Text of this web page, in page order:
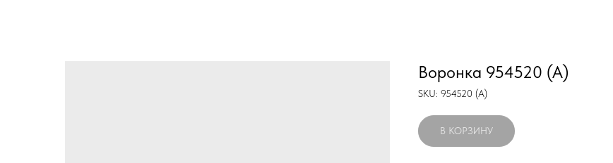
Воронка 954520 (А)
SKU: 954520 (А)
В КОРЗИНУ